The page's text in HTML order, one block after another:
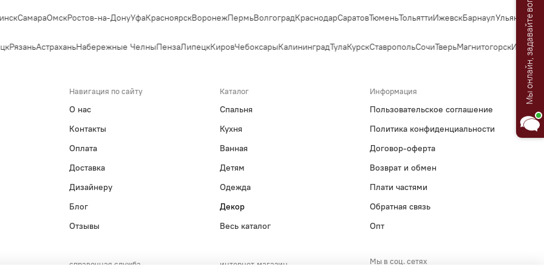
СамараОмскРостов-на-ДонуУфаКрасноярскВоронежПермьВолгоградКраснодарСаратовТюменьТольяттиИжевскБарнаулУльяновск
РязаньАстраханьНабережные ЧелныПензаЛипецкКировЧебоксарыКалининградТулаКурскСтавропольСочиТверьМагнитогорскИваново
Навигация по сайту
О нас
Контакты
Оплата
Доставка
Дизайнеру
Блог
Отзывы
Каталог
Спальня
Кухня
Ванная
Детям
Одежда
Декор
Весь каталог
Информация
Пользовательское соглашение
Политика конфиденциальности
Договор-оферта
Возврат и обмен
Плати частями
Обратная связь
Опт
справочная служба интернет-магазин Мы в соц. сетях
Мы онлайн, задавайте вопросы!